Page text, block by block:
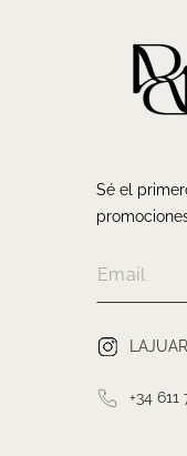
Sé el
+34